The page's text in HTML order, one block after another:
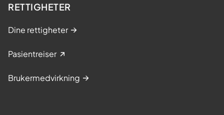
RETTIGHETER
Dine rettigheter
Pasientreiser
Brukermedvirkning